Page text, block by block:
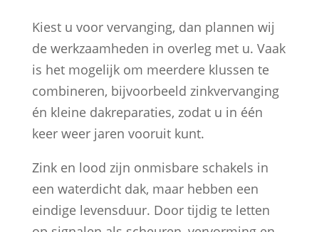
Kiest u voor vervanging, dan plannen wij
de werkzaamheden in overleg met u. Vaak
is het mogelijk om meerdere klussen te
combineren, bijvoorbeeld zinkvervanging
én kleine dakreparaties, zodat u in één
keer weer jaren vooruit kunt.
Zink en lood zijn onmisbare schakels in
een waterdicht dak, maar hebben een
eindige levensduur. Door tijdig te letten